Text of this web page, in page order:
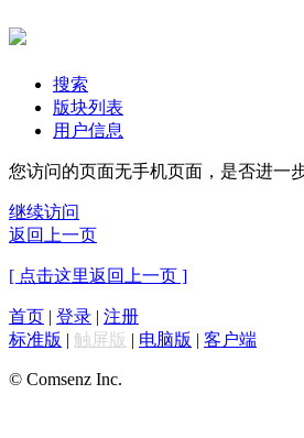
搜索
版块列表
用户信息
您访问的页面无手机页面，是否进一
继续访问
返回上一页
[ 点击这里返回上一页 ]
首页 | 登录 | 注册
标准版 | 触屏版 | 电脑版 | 客户端
© Comsenz Inc.